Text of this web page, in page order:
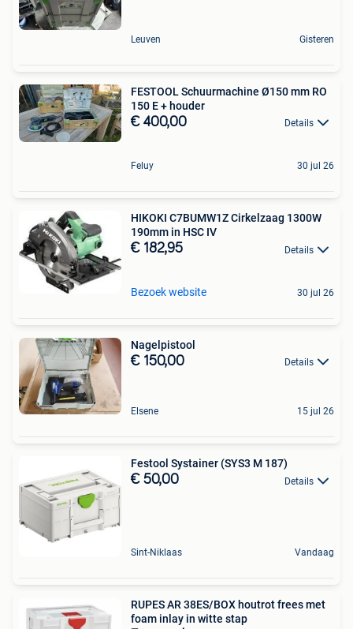
Leuven Gisteren
FESTOOL Schuurmachine Ø150 mm RO
150 E + houder
€ 400,00 Details
Feluy 30 jul 26
HIKOKI C7BUMW1Z Cirkelzaag 1300W
190mm in HSC IV
€ 182,95 Details
Bezoek website 30 jul 26
Nagelpistool
€ 150,00 Details
Elsene 15 jul 26
Festool Systainer (SYS3 M 187)
€ 50,00 Details
Sint-Niklaas Vandaag
RUPES AR 38ES/BOX houtrot frees met
foam inlay in witte stap